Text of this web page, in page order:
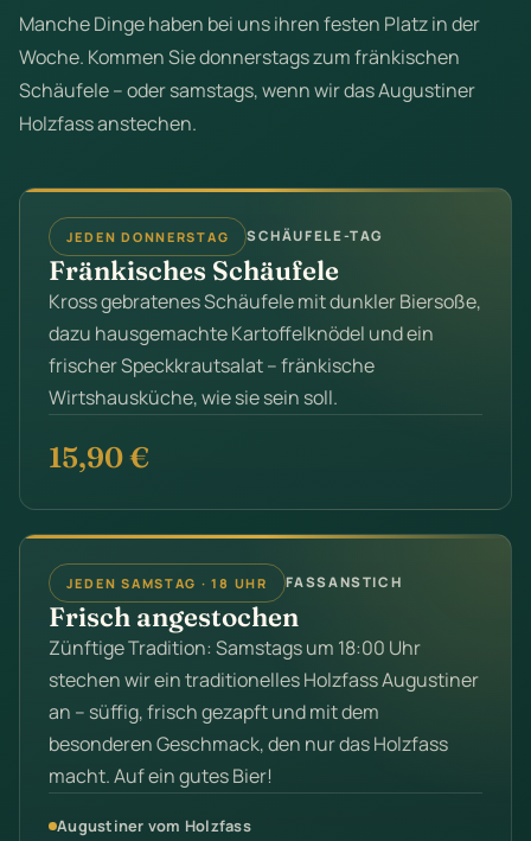
Manche Dinge haben bei uns ihren festen Platz in der
Woche. Kommen Sie donnerstags zum fränkischen
Schäufele – oder samstags, wenn wir das Augustiner
Holzfass anstechen.
JEDEN DONNERSTAG SCHÄUFELE-TAG
Fränkisches Schäufele
Kross gebratenes Schäufele mit dunkler Biersoße,
dazu hausgemachte Kartoffelknödel und ein
frischer Speckkrautsalat – fränkische
Wirtshausküche, wie sie sein soll.
15,90 €
JEDEN SAMSTAG · 18 UHR FASSANSTICH
Frisch angestochen
Zünftige Tradition: Samstags um 18:00 Uhr
stechen wir ein traditionelles Holzfass Augustiner
an – süffig, frisch gezapft und mit dem
besonderen Geschmack, den nur das Holzfass
macht. Auf ein gutes Bier!
Augustiner vom Holzfass